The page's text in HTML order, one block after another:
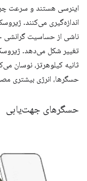
اینرسی هستند و سرعت
ناشی از حساسیت گرانشی
ثانیه کیلوهرتز، نوسان
حسگرها، انرژی بیشتری
حسگرهای جهت‌یابی